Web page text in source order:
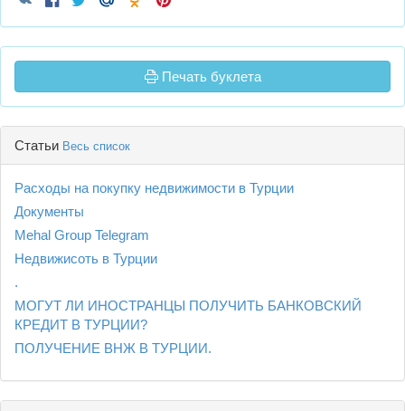
Печать буклета
Статьи Весь список
Расходы на покупку недвижимости в Турции
Документы
Mehal Group Telegram
Недвижисоть в Турции
.
МОГУТ ЛИ ИНОСТРАНЦЫ ПОЛУЧИТЬ БАНКОВСКИЙ
КРЕДИТ В ТУРЦИИ?
ПОЛУЧЕНИЕ ВНЖ В ТУРЦИИ.